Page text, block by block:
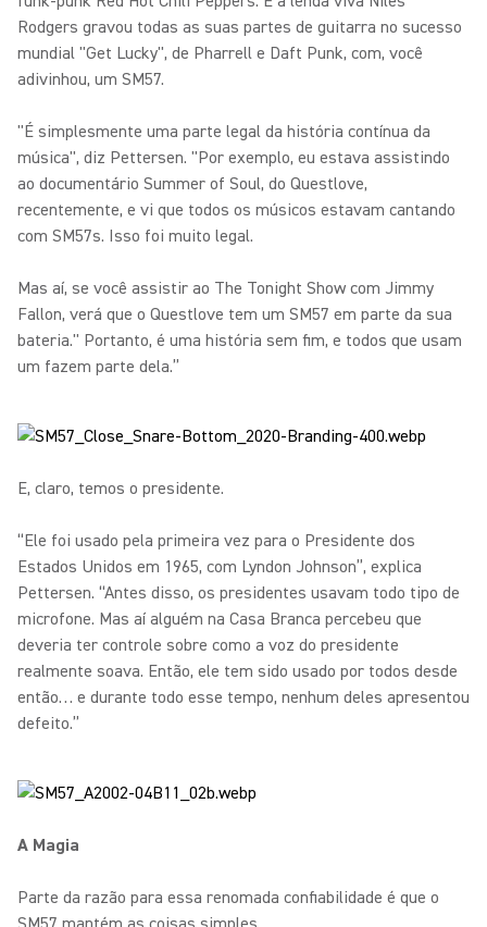
Rodgers gravou todas as suas partes de guitarra no sucesso
mundial "Get Lucky", de Pharrell e Daft Punk, com, você
adivinhou, um SM57.
"É simplesmente uma parte legal da história contínua da
música", diz Pettersen. "Por exemplo, eu estava assistindo
ao documentário Summer of Soul, do Questlove,
recentemente, e vi que todos os músicos estavam cantando
com SM57s. Isso foi muito legal.
Mas aí, se você assistir ao The Tonight Show com Jimmy
Fallon, verá que o Questlove tem um SM57 em parte da sua
bateria." Portanto, é uma história sem fim, e todos que usam
um fazem parte dela.”
E, claro, temos o presidente.
“Ele foi usado pela primeira vez para o Presidente dos
Estados Unidos em 1965, com Lyndon Johnson”, explica
Pettersen. “Antes disso, os presidentes usavam todo tipo de
microfone. Mas aí alguém na Casa Branca percebeu que
deveria ter controle sobre como a voz do presidente
realmente soava. Então, ele tem sido usado por todos desde
então… e durante todo esse tempo, nenhum deles apresentou
defeito.”
A Magia
Parte da razão para essa renomada confiabilidade é que o